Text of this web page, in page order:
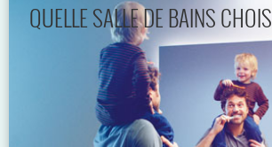
QUELLE SALLE DE BAINS